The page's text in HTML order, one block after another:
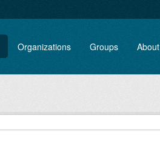
Organizations Groups About